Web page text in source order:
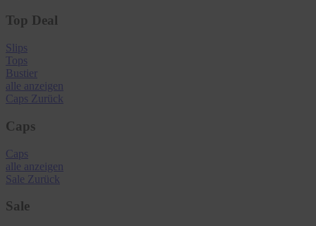
Top Deal
Slips
Tops
Bustier
alle anzeigen
Caps Zurück
Caps
Caps
alle anzeigen
Sale Zurück
Sale